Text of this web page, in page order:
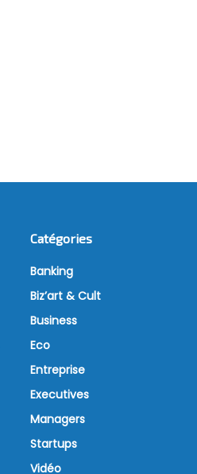
Catégories
Banking
Biz’art & Cult
Business
Eco
Entreprise
Executives
Managers
Startups
Vidéo